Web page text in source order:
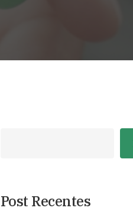
Post Recentes